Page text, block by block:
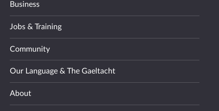
Business
Jobs & Training
Community
Our Language & The Gaeltacht
About